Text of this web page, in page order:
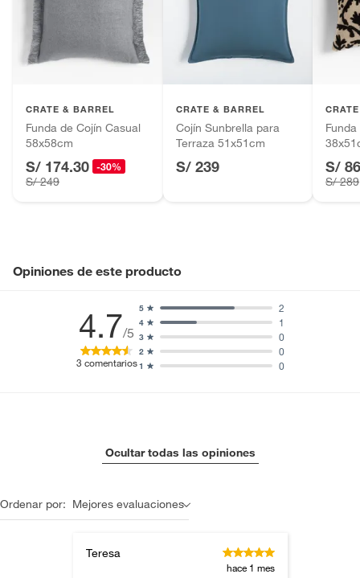
Alimentos, bebidas, fórmulas y leches para bebés.
Productos hechos a medida.
Pinturas de color a pedido.
Productos que hayan sido previamente instalados.
Baterías de auto.
Motocicletas y bicicletas motorizadas.
Licores y cigarros electrónicos.
CRATE & BARREL
Funda de Cojín Casual
58x58cm
S/ 174.30 -30%
S/ 249
CRATE & BARREL
Cojín Sunbrella para
Terraza 51x51cm
S/ 239 S/
S/ 289
Opiniones de este producto
4.7/5
3 comentarios1 0
2 0
3 0
4 1
5 2
Ocultar todas las opiniones
Ordenar por: Mejores evaluaciones
Teresa
hace 1 mes